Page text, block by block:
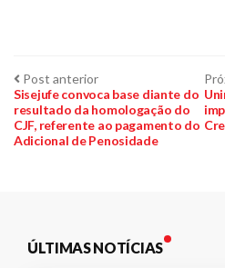
Navegação
de
Post
Post anteriorPost
anterior:
Sisejufe convoca base diante do
resultado da homologação do
CJF, referente ao pagamento do
Adicional de Penosidade
ÚLTIMAS NOTÍCIAS